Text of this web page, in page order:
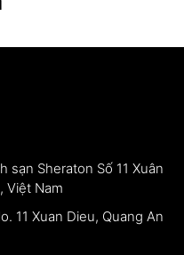
sạn Sheraton Số 11 Xuân
Việt Nam
11 Xuan Dieu, Quang An